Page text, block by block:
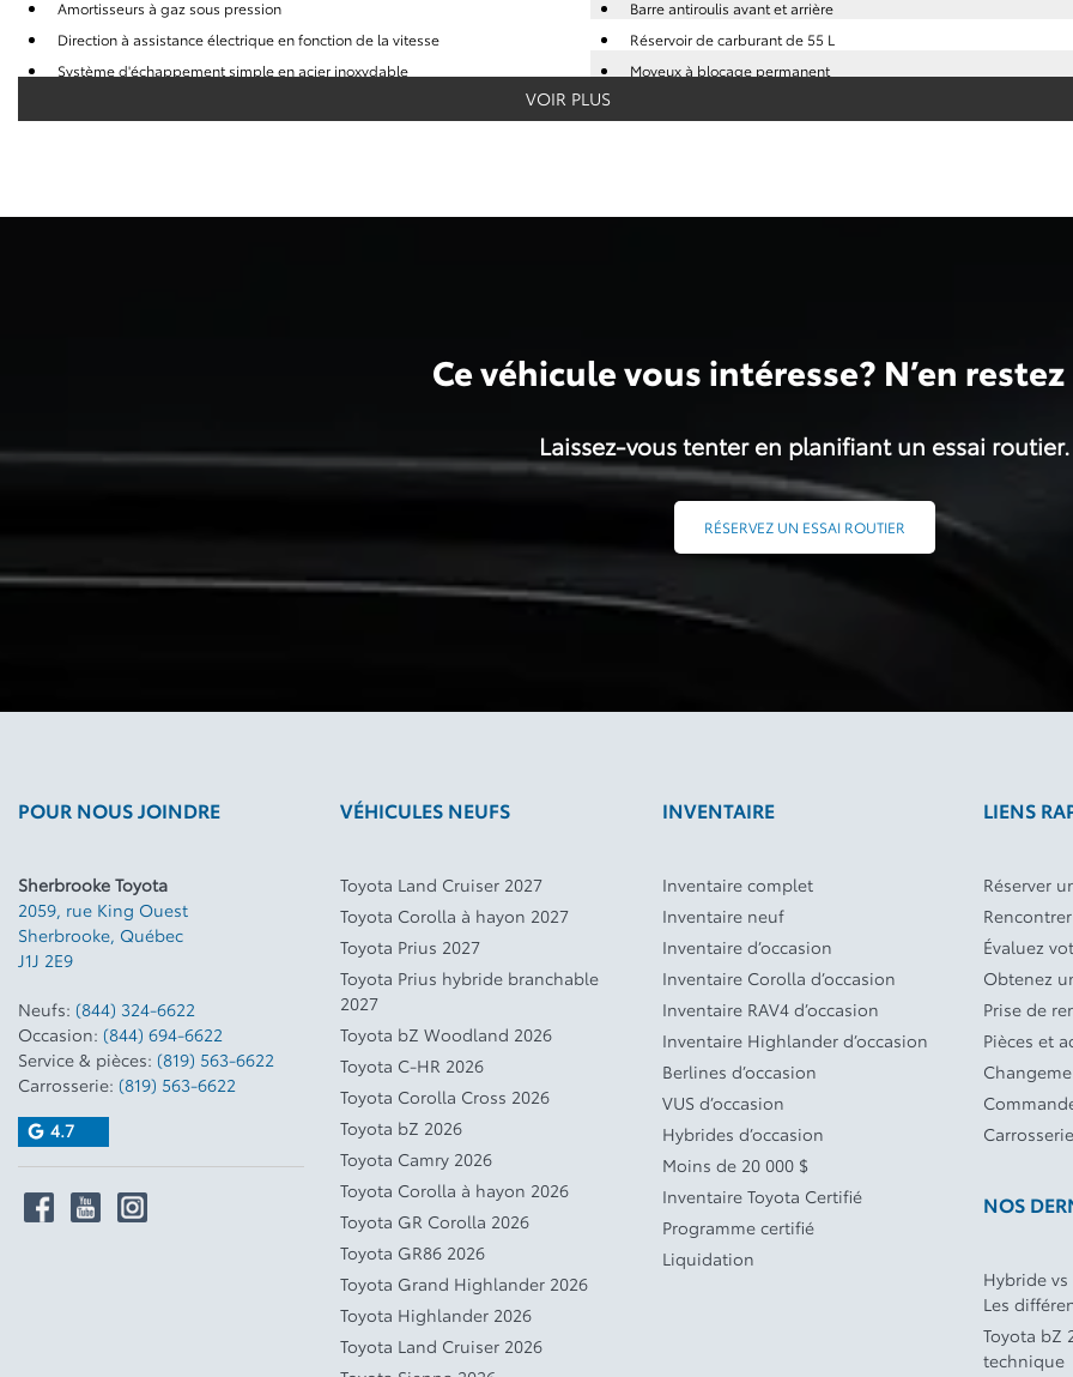
Amortisseurs à gaz sous pression
Barre antiroulis avant et arrière
Direction à assistance électrique en fonction de la vitesse
Réservoir de carburant de 55 L
Système d'échappement simple en acier inoxydable
Moyeux à blocage permanent
VOIR PLUS
Ce véhicule vous intéresse? N’en
Laissez-vous tenter en planifiant un essai routier.
RÉSERVEZ UN ESSAI ROUTIER
POUR NOUS JOINDRE
Sherbrooke Toyota
2059, rue King Ouest
Sherbrooke, Québec
J1J 2E9
Neufs: (844) 324-6622
Occasion: (844) 694-6622
Service & pièces: (819) 563-6622
Carrosserie: (819) 563-6622
4.7
VÉHICULES NEUFS
Toyota Land Cruiser 2027
Toyota Corolla à hayon 2027
Toyota Prius 2027
Toyota Prius hybride branchable
2027
Toyota bZ Woodland 2026
Toyota C-HR 2026
Toyota Corolla Cross 2026
Toyota bZ 2026
Toyota Camry 2026
Toyota Corolla à hayon 2026
Toyota GR Corolla 2026
Toyota GR86 2026
Toyota Grand Highlander 2026
Toyota Highlander 2026
Toyota Land Cruiser 2026
INVENTAIRE
Inventaire complet
Inventaire neuf
Inventaire d’occasion
Inventaire Corolla d’occasion
Inventaire RAV4 d’occasion
Inventaire Highlander d’occasion
Berlines d’occasion
VUS d’occasion
Hybrides d’occasion
Moins de 20 000 $
Inventaire Toyota Certifié
Programme certifié
Liquidation
LIENS
Réserver
Évaluez
Obtenez
Prise de
Pièces et
NOS
Hybride
Les
Toyota bZ
technique